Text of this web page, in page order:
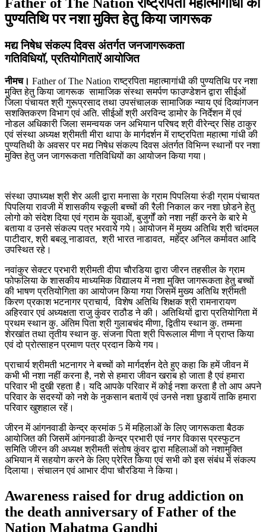
पुण्‍यतिथि पर नशा मुक्ति हेतु किया जागरूक
मद्य निषेध संकल्‍प दिवस अंतर्गत जनजागरूकता
गतिविधियॉ,प्रतियोगिताऐंआयोजित
नीमच। Father of The Nation राष्‍ट्रपिता महात्‍मागांधी की पुण्‍यतिथि पर नशा
मुक्ति हेतु किया जागरूक सामाजिक संस्‍था समर्पण फाउण्‍डेशन द्वारा सीईओं
जिला पंचायत श्री गुरूप्रसाद तथा उपसंचालक सामाजिक न्‍याय एवं दिव्‍यांगजन
सशक्तिकरण विभाग एवं अति. सीईओं श्री अ‍रविन्‍द डामोर के निर्देशन में एवं
नोडल अधिकारी जिला समन्‍वयक जन अभियान परिषद श्री वीरेन्‍द्र सिंह ठाकुर
एवं संस्‍था अध्‍यक्ष श्रीमती मीरा थापा के मार्गदर्शन में राष्‍ट्रपिता महात्‍मा गांधी की
पुण्‍यतिथी के अवसर पर मद्य निषेध संकल्‍प दिवस अंतर्गत विभिन्‍न स्‍थानों पर नशा
मुक्ति हेतु जन जागरूकता गतिविधियों का आयोजन किया गया।
संस्‍था उपाध्‍यक्ष श्री शेर अली द्वारा मनासा के ग्राम पिपलिया रुंडी ग्राम पंचायत
पिपलिया रावजी में शासकीय स्‍कूली बच्‍चों की रैली निकाल कर नशा छोडने हेतु
लोगो को संदेश दिया एवं ग्राम के युवाओं, बुजुर्गों को नशा नहीं करने के बारे मे
बताया व उनसे संकल्‍प पत्र भरवाये गये। आयोजन में मुख्य अतिथि श्री चांदमल
पाटीदार, श्री बबलू नाडावत, श्री भारत नाडावत, महेंद्र अनिल कर्मावत आदि
उपस्थित रहे।
नवांकुर सेक्‍टर प्रभारी श्रीमती दीपा चौ‍रडिया द्वारा जीरन तहसील के ग्राम
फोफलिया के शासकीय माध्‍यमिक विद्यालय में नशा मुक्ति जागरूकता हेतु बच्‍चों
की भाषण प्रतियोगिता का आयोजन किया गया जिसमें मुख्‍य अतिथि श्रीमती
किरण प्रकाश भटनागर प्राचार्य, विशेष अतिथि शिक्षक श्री रामनारायण
अहिरवार एवं अध्‍यक्षता राजु कुंवर राठौड ने की। अतिथियों द्वारा प्रतियोगिता में
प्रथम स्‍थान कु. अंतिम पिता श्री गुलाबचंद मीणा, द्वितीय स्‍थान कु. तम्‍मना
शेरखांत तथा तृतीय स्‍थान कु. संजना पिता श्री पिरूलाल मीणा ने प्राप्‍त किया
एवं दो प्रोत्‍साहन प्रमाण पत्र प्रदान किये गय।
प्राचार्य श्रीमती भटनागर ने बच्‍चों को मार्गदर्शन देते हुए कहा कि हमें जीवन में
कभी भी नशा नहीं करना है, नशे से हमारा जीवन खराब हो जाता है एवं हमारा
परिवार भी दुखी रहता है। यदि आपके परिवार में कोई नशा करता है तो आप अपने
परिवार के सदस्‍यों को नशे के नुकसान बतायें एवं उनसे नशा छुडायें ताकि हमारा
परिवार खुशहाल रहें।
जीरन में आंगनवाडी केन्‍द्र क्रमांक 5 में महिलाओं के लिए जागरूकता बैठक
आयोजित की जिसमें आंगनवाडी केन्‍द्र प्रभारी एवं नगर विकास प्रस्‍फुटन
समिति जीरन की अध्‍यक्ष श्रीमती संतोष कुंवर द्वारा महिलाओं को नशामुक्ति
अभियान में सहयोग करने के लिए प्रेरित किया एवं सभी को इस संबंध में संकल्‍प
दिलाया। संचालन एवं आभार दीपा चौरडिया ने किया।
Awareness raised for drug addiction on
the death anniversary of Father of the
Nation Mahatma Gandhi